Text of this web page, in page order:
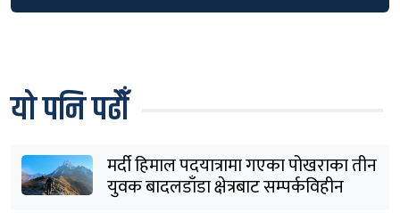
यो पनि पढौँ
मर्दी हिमाल पदयात्रामा गएका पोखराका तीन
युवक बादलडाँडा क्षेत्रबाट सम्पर्कविहीन